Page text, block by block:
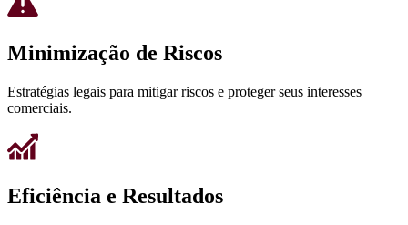
Minimização de Riscos
Estratégias legais para mitigar riscos e proteger seus interesses
comerciais.
Eficiência e Resultados